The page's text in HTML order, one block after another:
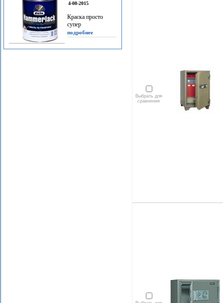
4-08-2015
Краска просто
супер
подробнее
Выбрать для
сравнения